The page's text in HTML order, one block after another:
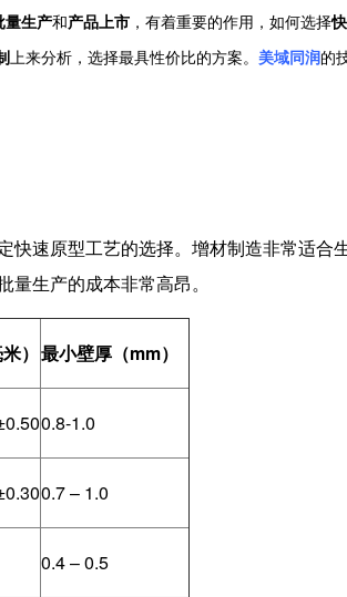
量生产和产品上市 ，有着重要的作用，如何选择
上来分析，选择最具性价比的方案。 美域同润的
快速原型工艺的选择。增材制造非常适合
生产的成本非常高昂。
） 最小壁厚（mm）
0.8-1.0
0.7 – 1.0
0.4 – 0.5